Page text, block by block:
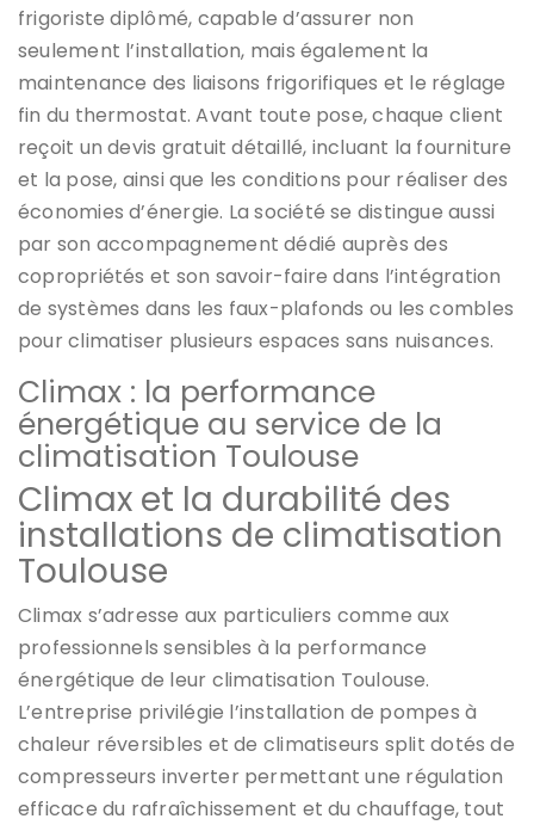
frigoriste diplômé, capable d’assurer non
seulement l’installation, mais également la
maintenance des liaisons frigorifiques et le réglage
fin du thermostat. Avant toute pose, chaque client
reçoit un devis gratuit détaillé, incluant la fourniture
et la pose, ainsi que les conditions pour réaliser des
économies d’énergie. La société se distingue aussi
par son accompagnement dédié auprès des
copropriétés et son savoir-faire dans l’intégration
de systèmes dans les faux-plafonds ou les combles
pour climatiser plusieurs espaces sans nuisances.
Climax : la performance
énergétique au service de la
climatisation Toulouse
Climax et la durabilité des
installations de climatisation
Toulouse
Climax s’adresse aux particuliers comme aux
professionnels sensibles à la performance
énergétique de leur climatisation Toulouse.
L’entreprise privilégie l’installation de pompes à
chaleur réversibles et de climatiseurs split dotés de
compresseurs inverter permettant une régulation
efficace du rafraîchissement et du chauffage, tout